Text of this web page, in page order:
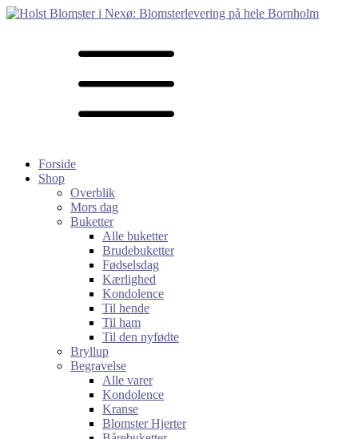
Forside
Shop
Overblik
Mors dag
Buketter
Alle buketter
Brudebuketter
Fødselsdag
Kærlighed
Kondolence
Til hende
Til ham
Til den nyfødte
Bryllup
Begravelse
Alle varer
Kondolence
Kranse
Blomster Hjerter